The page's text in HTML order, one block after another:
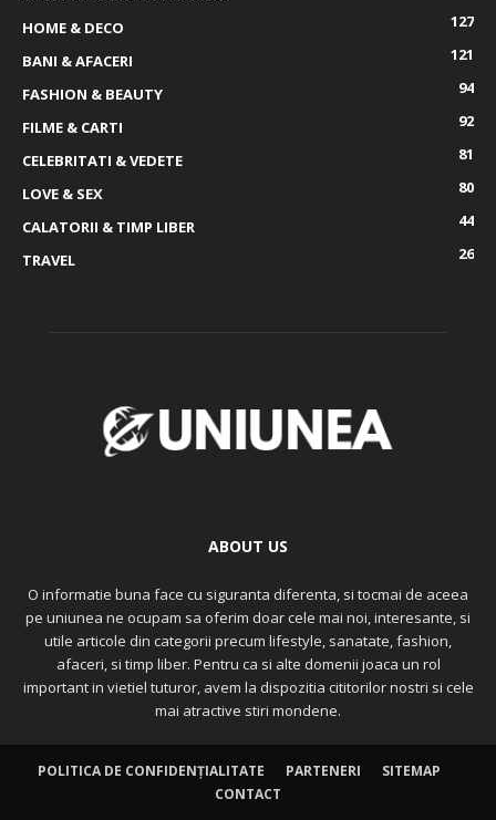
HOME & DECO
127
BANI & AFACERI
121
FASHION & BEAUTY
94
FILME & CARTI
92
CELEBRITATI & VEDETE
81
LOVE & SEX
80
CALATORII & TIMP LIBER
44
TRAVEL
26
ABOUT US
O informatie buna face cu siguranta diferenta, si tocmai de aceea
pe uniunea ne ocupam sa oferim doar cele mai noi, interesante, si
utile articole din categorii precum lifestyle, sanatate, fashion,
afaceri, si timp liber. Pentru ca si alte domenii joaca un rol
important in vietiel tuturor, avem la dispozitia cititorilor nostri si cele
mai atractive stiri mondene.
POLITICA DE CONFIDENȚIALITATE PARTENERI
SITEMAP
CONTACT